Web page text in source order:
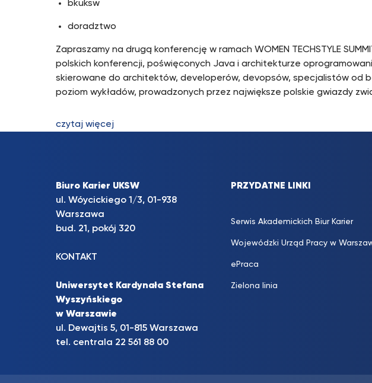
bkuksw
doradztwo
Zapraszamy na drugą konferencję w ramach WOMEN TECHSTYLE
polskich konferencji, poświęconych Java i architekturze
skierowane do architektów, developerów, devopsów, specjalistów od
poziom wykładów, prowadzonych przez największe polskie gwiazdy
czytaj więcej
Biuro Karier UKSW
ul. Wóycickiego 1/3, 01-938
Warszawa
bud. 21, pokój 320
KONTAKT
Uniwersytet Kardynała Stefana
Wyszyńskiego
w Warszawie
ul. Dewajtis 5, 01-815 Warszawa
tel. centrala 22 561 88 00
PRZYDATNE LINKI
Serwis Akademickich Biur Karier
Wojewódzki Urząd Pracy w
ePraca
Zielona linia